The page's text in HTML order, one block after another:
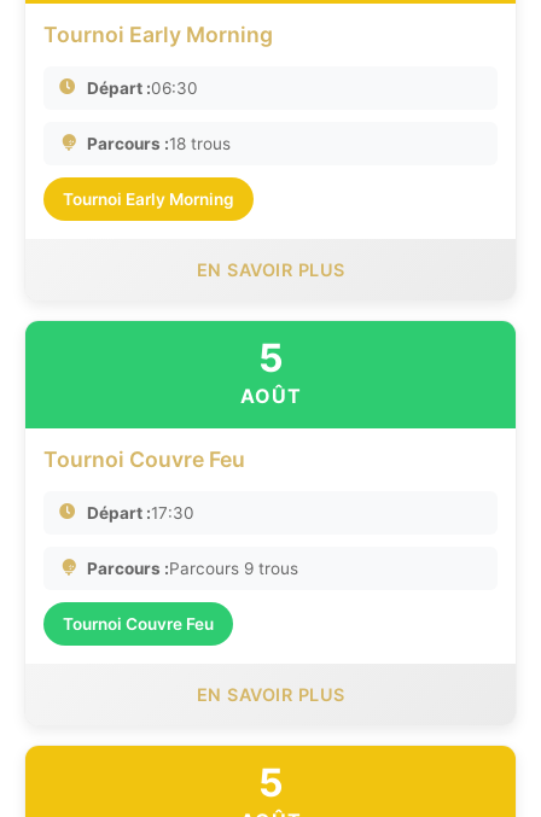
Tournoi Early Morning
Départ :06:30
Parcours :18 trous
Tournoi Early Morning
EN SAVOIR PLUS
5
AOÛT
Tournoi Couvre Feu
Départ :17:30
Parcours :Parcours 9 trous
Tournoi Couvre Feu
EN SAVOIR PLUS
5